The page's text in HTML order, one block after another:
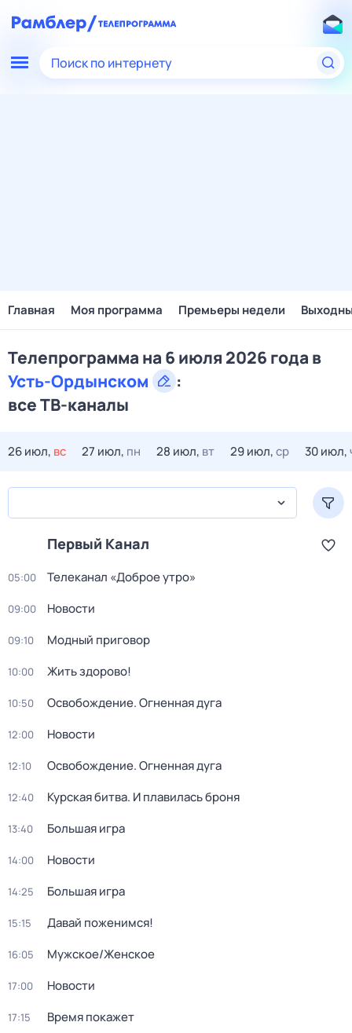
Поиск по интернету
Главная Моя программа Премьеры недели
Телепрограмма на 6 июля 2026 года в
Усть-Ордынском
:
все ТВ-каналы
26 июл, вс 27 июл, пн 28 июл, вт 29 июл,ср 30 июл,
Первый Канал
05:00 Телеканал «Доброе утро»
09:00 Новости
09:10 Модный приговор
10:00 Жить здорово!
10:50 Освобождение. Огненная дуга
12:00 Новости
12:10 Освобождение. Огненная дуга
12:40 Курская битва. И плавилась броня
13:40 Большая игра
14:00 Новости
14:25 Большая игра
15:15 Давай поженимся!
16:05 Мужское/Женское
17:00 Новости
17:15 Время покажет